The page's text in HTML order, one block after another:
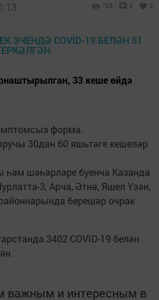
735 0 0
33 кеше өйдә
форма.
30дан 60 яшьтәге кешеләр
һәм шәһәрләре буенча Казанда
3, Арча, Әтнә, Яшел Үзән,
берешәр очрак
3402 COVID-19 белән
важным и интересным в